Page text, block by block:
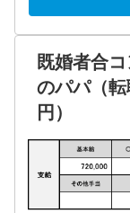
既婚者合
のパパ（
円）